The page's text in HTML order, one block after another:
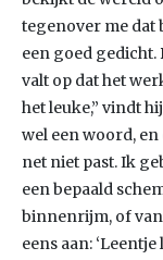
tegenover me dat
een goed gedicht.
valt op dat het
het leuke,” vindt
wel een woord,
net niet past. Ik
een bepaald
binnenrijm, of
eens aan: